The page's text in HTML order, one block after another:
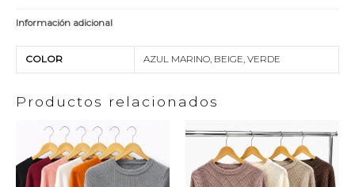
Información adicional
COLOR AZUL MARINO, BEIGE, VERDE
Productos relacionados